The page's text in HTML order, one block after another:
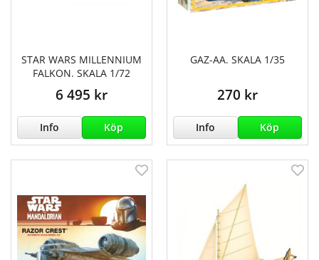
STAR WARS MILLENNIUM
FALKON. SKALA 1/72
6 495 kr
Info Köp
GAZ-AA. SKALA 1/35
270 kr
Info Köp